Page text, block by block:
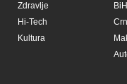
Zdravlje
Hi-Tech
Kultura
BiH